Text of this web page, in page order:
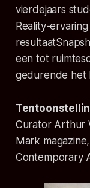
vierdejaars
Reality-
een tot
gedurende het
Curator Arthur
Mark
Contemporary